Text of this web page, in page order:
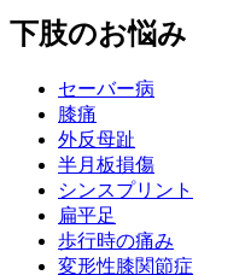
下肢のお悩み
セーバー病
膝痛
外反母趾
半月板損傷
シンスプリント
扁平足
歩行時の痛み
変形性膝関節症